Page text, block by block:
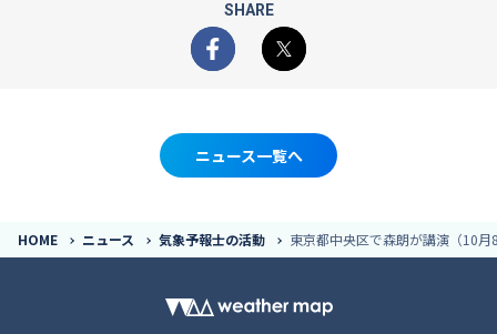
SHARE
Facebook
X
ニュース一覧へ
HOME ニュース 気象予報士の活動 東京都中央区で森朗が講演（10月